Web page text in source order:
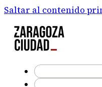
Saltar al contenido